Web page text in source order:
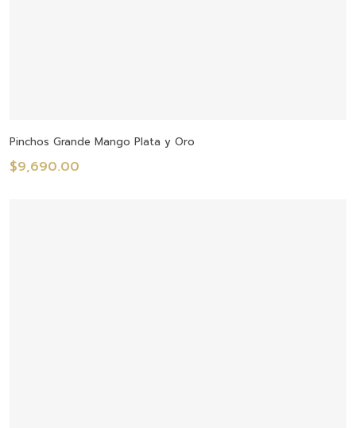
Añadir Al Carrito
Pinchos Grande Mango Plata y Oro
$9,690.00